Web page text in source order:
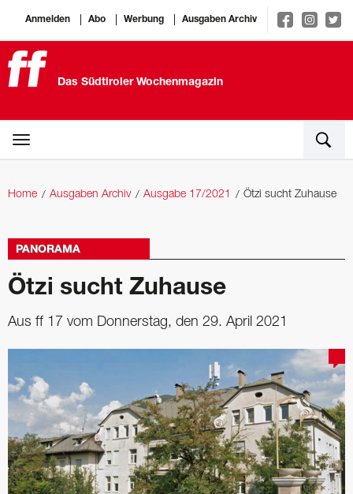
Anmelden Abo Werbung Ausgaben Archiv
Das Südtiroler Wochenmagazin
Home Ausgaben Archiv Ausgabe 17/2021 Ötzi sucht Zuhause
PANORAMA
Ötzi sucht Zuhause
Aus ff 17 vom Donnerstag, den 29. April 2021